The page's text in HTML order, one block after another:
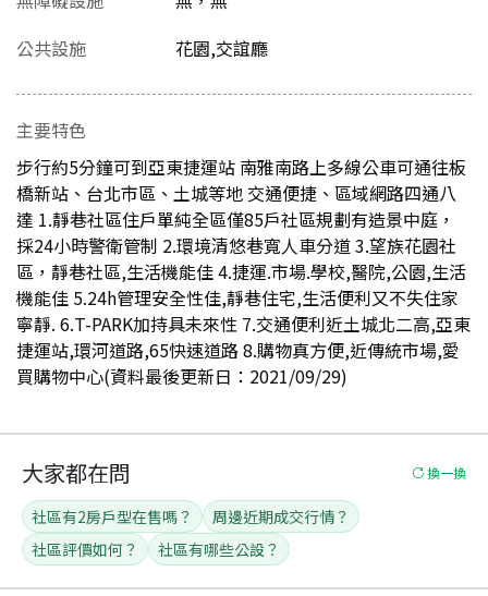
公共設施
花園,交誼廳
主要特色
步行約5分鐘可到亞東捷運站 南雅南路上多線公車可通往板
橋新站、台北市區、土城等地 交通便捷、區域網路四通八
達 1.靜巷社區住戶單純全區僅85戶社區規劃有造景中庭，
採24小時警衛管制 2.環境清悠巷寬人車分道 3.望族花園社
區，靜巷社區,生活機能佳 4.捷運.市場.學校,醫院,公園,生活
機能佳 5.24h管理安全性佳,靜巷住宅,生活便利又不失住家
寧靜. 6.T-PARK加持具未來性 7.交通便利近土城北二高,亞東
捷運站,環河道路,65快速道路 8.購物真方便,近傳統市場,愛
買購物中心(資料最後更新日：2021/09/29)
大家都在問 換一換
社區有2房戶型在售嗎？
周邊近期成交行情？
社區評價如何？
社區有哪些公設？